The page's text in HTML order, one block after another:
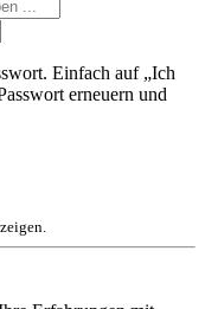
Einfach auf „Ich
erneuern und